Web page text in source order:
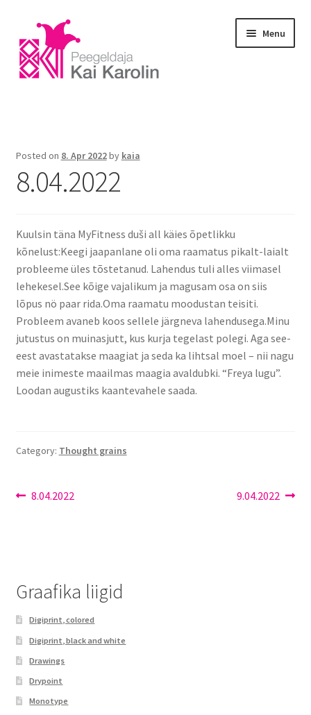
Menu
E-portfoolio
Courses
Massage
About me
Portfoolio
Privaatsuspoliitika
Posted on 8. Apr 2022by kaia
8.04.2022
Kuulsin täna MyFitness duši all käies õpetlikku
kõnelust:Keegi jaapanlane oli oma raamatus pikalt-laialt
probleeme üles tõstetanud. Lahendus tuli alles viimasel
lehekesel.See kõige vajalikum ja magusam osa on siis
lõpus nö paar rida.Oma raamatu moodustan teisiti.
Probleem avaneb koos sellele järgneva lahendusega.Minu
jutustus on muinasjutt, kus kurja tegelast polegi. Aga see-
eest avastatakse maagiat ja seda ka lihtsal moel – nii nagu
meie inimeste maailmas maagia avaldubki. “Freya lugu”.
Loodan augustiks kaantevahele saada.
Category: Thought grains
8.04.2022 9.04.2022
Graafika liigid
Digiprint, colored
Digiprint, black and white
Drawings
Drypoint
Monotype